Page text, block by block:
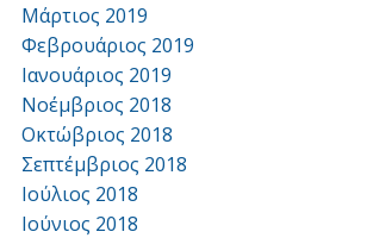
Μάρτιος 2019
Φεβρουάριος 2019
Ιανουάριος 2019
Νοέμβριος 2018
Οκτώβριος 2018
Σεπτέμβριος 2018
Ιούλιος 2018
Ιούνιος 2018